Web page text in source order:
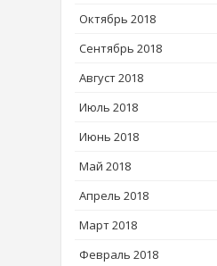
Октябрь 2018
Сентябрь 2018
Август 2018
Июль 2018
Июнь 2018
Май 2018
Апрель 2018
Март 2018
Февраль 2018